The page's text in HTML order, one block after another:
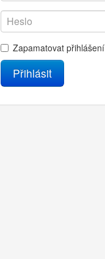
Zapamatovat přihlášení
Přihlásit